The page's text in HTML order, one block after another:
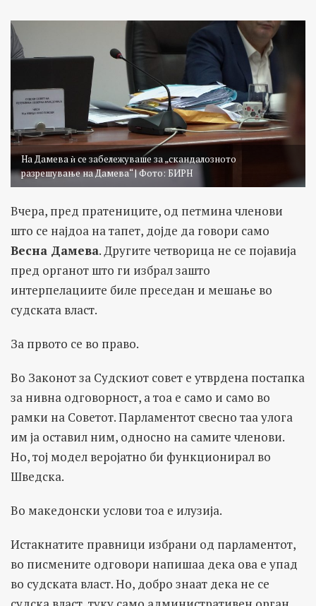
На Дамева ѝ се забележуваше за „скандалозното
разрешување на Дамева“ | Фото: БИРН
Вчера, пред пратениците, од петмина членови
што се најдоа на тапет, дојде да говори само
Весна Дамева. Другите четворица не се појавија
пред органот што ги избрал зашто
интерпелациите биле преседан и мешање во
судската власт.
За првото се во право.
Во Законот за Судскиот совет е утврдена постапка
за нивна одговорност, а тоа е само и само во
рамки на Советот. Парламентот свесно таа улога
им ја оставил ним, односно на самите членови.
Но, тој модел веројатно би функционирал во
Шведска.
Во македонски услови тоа е илузија.
Истакнатите правници избрани од парламентот,
во писмените одговори напишаа дека ова е упад
во судската власт. Но, добро знаат дека не се